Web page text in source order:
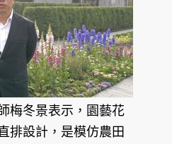
梅冬景表示，園藝花
排設計，是模仿農田